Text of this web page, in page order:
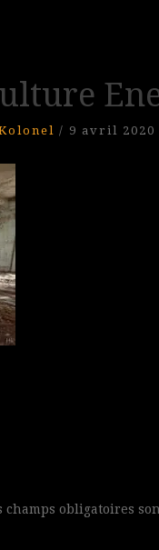
/ 9 avril 2020
champs obligatoires